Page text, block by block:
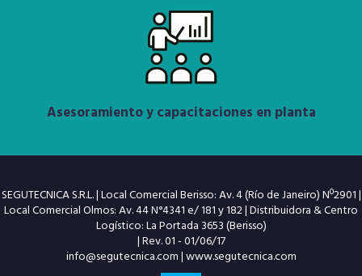
Asesoramiento y capacitaciones en planta
SEGUTECNICA S.R.L. | Local Comercial Berisso: Av. 4 (Río de Janeiro) Nº2901 |
Local Comercial Olmos: Av. 44 N°4341 e/ 181 y 182 | Distribuidora & Centro
Logístico: La Portada 3653 (Berisso)
| Rev. 01 - 01/06/17
info@segutecnica.com|www.segutecnica.com